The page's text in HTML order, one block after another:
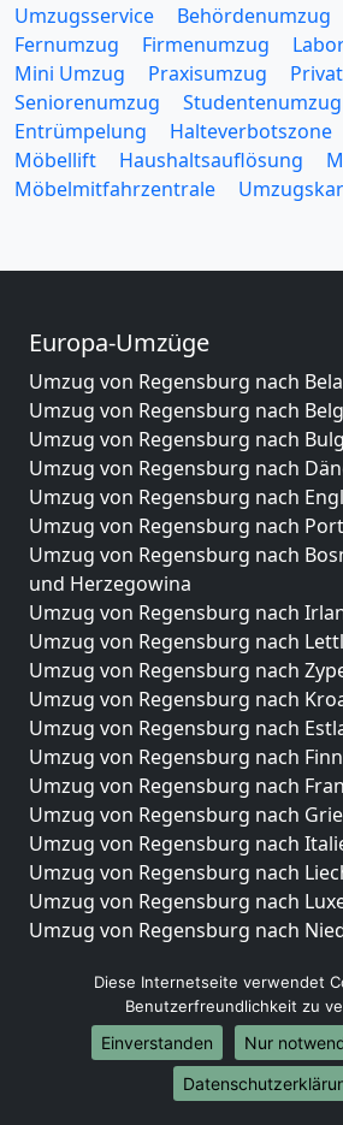
Umzugsservice Behördenumzug
Fernumzug
Firmenumzug
Mini Umzug
Praxisumzug
Seniorenumzug
Studentenumzug
Entrümpelung
Halteverbotszone
Möbellift
Haushaltsauflösung
Möbelmitfahrzentrale
Europa-Umzüge
Umzug von Regensburg nach
Umzug von Regensburg nach
Umzug von Regensburg nach
Umzug von Regensburg nach
Umzug von Regensburg nach
Umzug von Regensburg nach
Umzug von Regensburg nach
und Herzegowina
Umzug von Regensburg nach
Umzug von Regensburg nach
Umzug von Regensburg nach
Umzug von Regensburg nach
Umzug von Regensburg nach
Umzug von Regensburg nach
Umzug von Regensburg nach
Umzug von Regensburg nach
Umzug von Regensburg nach
Umzug von Regensburg nach
Umzug von Regensburg nach
Umzug von Regensburg nach
Umzüge-Deutschlandweit
Umzug von Regensburg nach
Umzug von Regensburg nach
Umzug von Regensburg nach
Diese Internetseite verwendet
Benutzerfreundlichkeit zu
Einverstanden
Nur